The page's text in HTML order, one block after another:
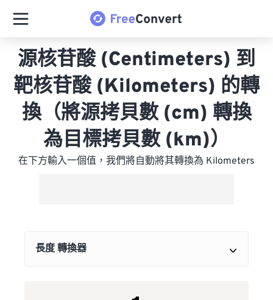
源核苷酸 (Centimeters) 到
靶核苷酸 (Kilometers) 的轉
換（將源拷貝數 (cm) 轉換
為目標拷貝數 (km)）
在下方輸入一個值，我們將自動將其轉換為 Kilometers